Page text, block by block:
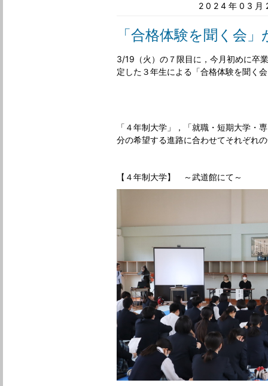
2024年03月
「合格体験を聞く会
3/19（火）の７限目に，今月初めに卒
定した３年生による「合格体験を聞く
「４年制大学」，「就職・短期大学・
分の希望する進路に合わせてそれぞれ
【４年制大学】 ～武道館にて～